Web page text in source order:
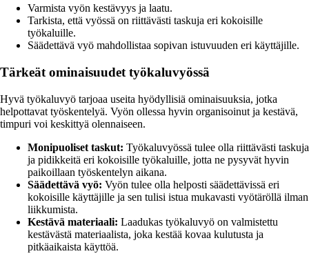
Varmista vyön kestävyys ja laatu.
Tarkista, että vyössä on riittävästi taskuja eri kokoisille
työkaluille.
Säädettävä vyö mahdollistaa sopivan istuvuuden eri käyttäjille.
Tärkeät ominaisuudet työkaluvyössä
Hyvä työkaluvyö tarjoaa useita hyödyllisiä ominaisuuksia, jotka
helpottavat työskentelyä. Vyön ollessa hyvin organisoinut ja kestävä,
timpuri voi keskittyä olennaiseen.
Monipuoliset taskut: Työkaluvyössä tulee olla riittävästi taskuja
ja pidikkeitä eri kokoisille työkaluille, jotta ne pysyvät hyvin
paikoillaan työskentelyn aikana.
Säädettävä vyö: Vyön tulee olla helposti säädettävissä eri
kokoisille käyttäjille ja sen tulisi istua mukavasti vyötäröllä ilman
liikkumista.
Kestävä materiaali: Laadukas työkaluvyö on valmistettu
kestävästä materiaalista, joka kestää kovaa kulutusta ja
pitkäaikaista käyttöä.